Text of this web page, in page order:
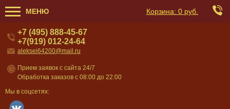
МЕНЮ Корзина: 0 руб.
+7 (495) 888-45-67
+7(919) 012-24-64
aleksei64200@mail.ru
Прием заявок с сайта 24/7
Обработка заказов с 08:00 до 22:00
Мы в соцсетях: